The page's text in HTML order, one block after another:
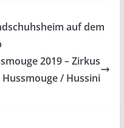
auf dem
2019 – Zirkus
Hussmouge / Hussini